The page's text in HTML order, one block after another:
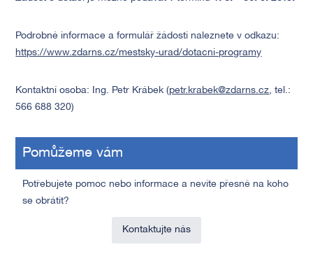
Podrobné informace a formulář žádosti naleznete v odkazu:
https://www.zdarns.cz/mestsky-urad/dotacni-programy
Kontaktní osoba: Ing. Petr Krábek (petr.krabek@zdarns.cz, tel.:
566 688 320)
Pomůžeme vám
Potřebujete pomoc nebo informace a nevíte přesně na koho
se obrátit?
Kontaktujte nás